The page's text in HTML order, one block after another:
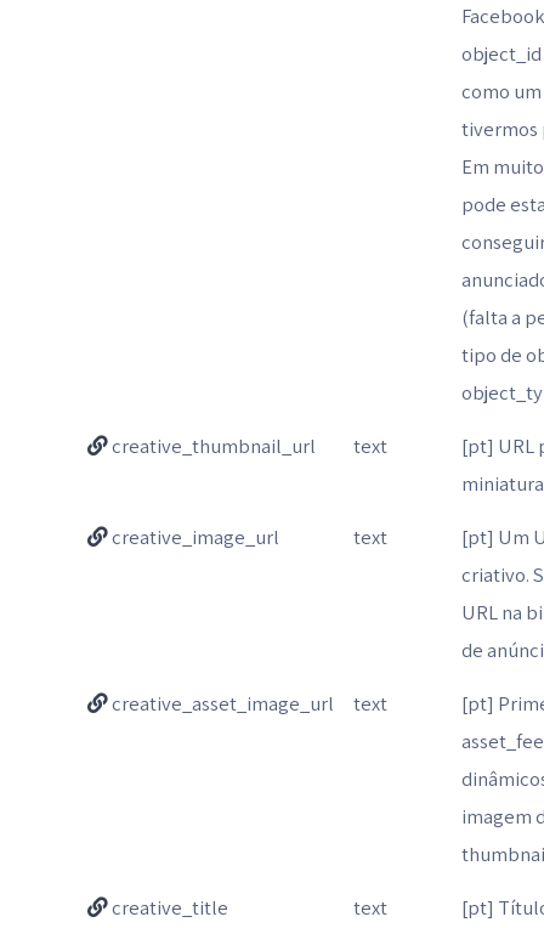
como
tivermos
Em
pode
(falta a
tipo de
creative_thumbnail_url
text
[pt] URL
creative_image_url
text
[pt] Um
criativo.
URL na
de
creative_asset_image_url
text
[pt]
imagem
creative_title
text
[pt]